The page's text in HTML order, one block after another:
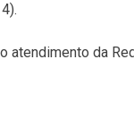
atendimento da